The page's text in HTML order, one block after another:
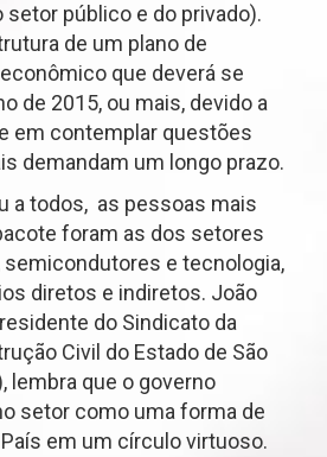
público e do privado).
de um plano de
que deverá se
de 2015, ou mais, devido a
em contemplar questões
demandam um longo prazo.
a todos, as pessoas mais
foram as dos setores
e tecnologia,
diretos e indiretos. João
do Sindicato da
Civil do Estado de São
lembra que o governo
setor como uma forma de
em um círculo virtuoso.